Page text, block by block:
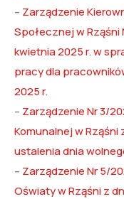
– Zarządzenie
Społecznej w Rząśni
kwietnia 2025 r. w
pracy dla
2025 r.
– Zarządzenie Nr 3/
Komunalnej w Rząśni
ustalenia dnia
– Zarządzenie Nr 5/
Oświaty w Rząśni z